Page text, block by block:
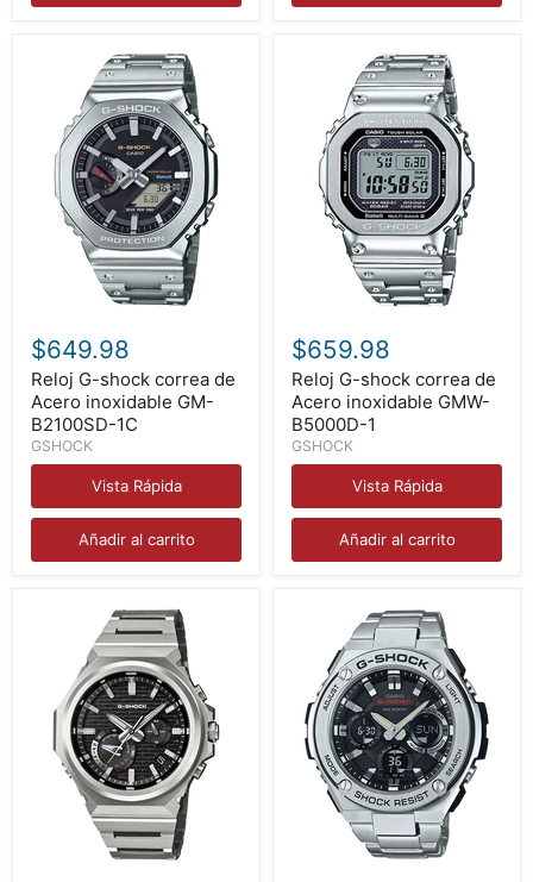
G-
shock
correa
de
Acero
inoxidable
GM-
B2100SD-
$649.98
Reloj G-shock correa de
Acero inoxidable GM-
B2100SD-1C
GSHOCK
Vista Rápida
Añadir al carrito
G-
shock
correa
de
Acero
inoxidable
GMW-
B5000D-
$659.98
Reloj G-shock correa de
Acero inoxidable GMW-
B5000D-1
GSHOCK
Vista Rápida
Añadir al carrito